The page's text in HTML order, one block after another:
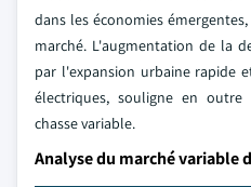
dans les économies
marché. L'augmentation de la
par l'expansion urbaine rapide
électriques, souligne en
chasse variable.
Analyse du marché variable